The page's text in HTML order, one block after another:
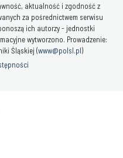
aktualność i zgodność z
za pośrednictwem serwisu
ich autorzy - jednostki
wytworzono. Prowadzenie:
Śląskiej (www@polsl.pl)